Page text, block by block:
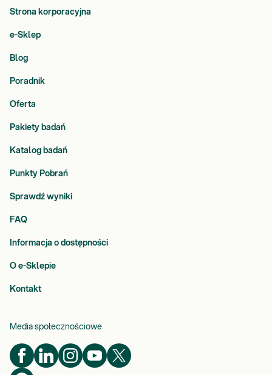
Strona korporacyjna
e-Sklep
Blog
Poradnik
Oferta
Pakiety badań
Katalog badań
Punkty Pobrań
Sprawdź wyniki
FAQ
Informacja o dostępności
O e-Sklepie
Kontakt
Media społecznościowe